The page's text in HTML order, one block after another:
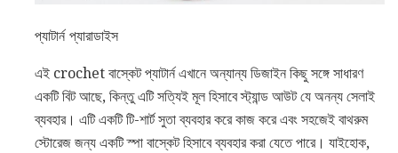
প্যাটার্ন প্যারাডাইস
এই crochet বাস্কেট প্যাটার্ন এখানে অন্যান্য ডিজাইন কিছু সঙ্গে সাধারণ
একটি বিট আছে, কিন্তু এটি সত্যিই মূল হিসাবে স্ট্যান্ড আউট যে অনন্য সেলাই
ব্যবহার। এটি একটি টি-শার্ট সুতা ব্যবহার করে কাজ করে এবং সহজেই বাথরুম
স্টোরেজ জন্য একটি স্পা বাস্কেট হিসাবে ব্যবহার করা যেতে পারে। যাইহোক,